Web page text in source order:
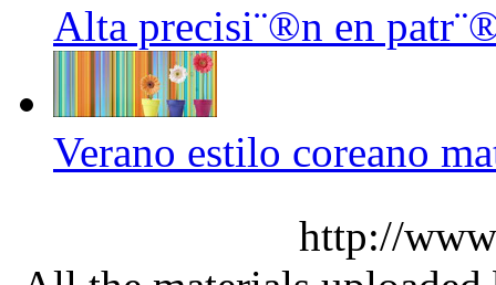
Alta precisi¨®n en
Verano estilo coreano
http://